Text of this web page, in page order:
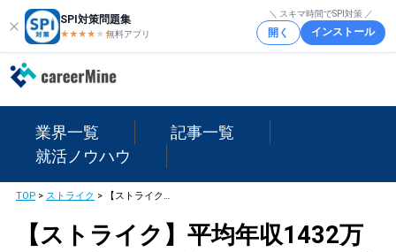
SPI対策問題集
★★★★ ★★
無料アプリ
＼ スキマ時間でSPI対策 ／
開く インストール
業界一覧
記事一覧
就活ノウハウ
TOP> ストライク > 【ストライク】平均年収1432万円｜年収推移・業界・年代・役職別など徹底解説！
【ストライク】平均年収1432万